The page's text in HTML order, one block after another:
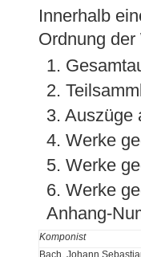
Innerhalb
Ordnung der
1.
2.
3. Auszüge
4. Werke
5. Werke
6. Werke
Anhang-
Komponist
Bach, Johann